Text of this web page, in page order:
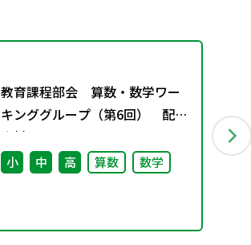
教育課程部会 算数・数学ワー
キンググループ（第6回） 配付
資料
小 中 高 算数 数学